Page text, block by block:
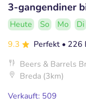
3-gangendiner
Heute So Mo Di
9.3
Perfekt • 226
Beers & Barrels
Breda (3km)
Verkauft: 509